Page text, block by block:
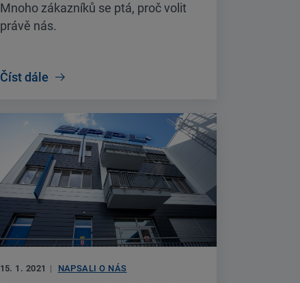
Mnoho zákazníků se ptá, proč volit
právě nás.
Číst dále
15. 1. 2021 | NAPSALI O NÁS